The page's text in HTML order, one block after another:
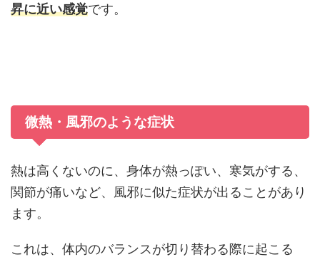
昇に近い感覚です。
微熱・風邪のような症状
熱は高くないのに、身体が熱っぽい、寒気がする、
関節が痛いなど、風邪に似た症状が出ることがあり
ます。
これは、体内のバランスが切り替わる際に起こる